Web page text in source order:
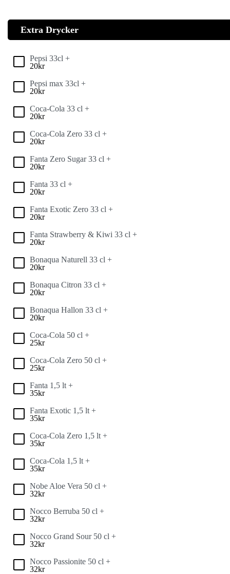
Extra Drycker
Pepsi 33cl +
20kr
Pepsi max 33cl +
20kr
Coca-Cola 33 cl +
20kr
Coca-Cola Zero 33 cl +
20kr
Fanta Zero Sugar 33 cl +
20kr
Fanta 33 cl +
20kr
Fanta Exotic Zero 33 cl +
20kr
Fanta Strawberry & Kiwi 33 cl +
20kr
Bonaqua Naturell 33 cl +
20kr
Bonaqua Citron 33 cl +
20kr
Bonaqua Hallon 33 cl +
20kr
Coca-Cola 50 cl +
25kr
Coca-Cola Zero 50 cl +
25kr
Fanta 1,5 lt +
35kr
Fanta Exotic 1,5 lt +
35kr
Coca-Cola Zero 1,5 lt +
35kr
Coca-Cola 1,5 lt +
35kr
Nobe Aloe Vera 50 cl +
32kr
Nocco Berruba 50 cl +
32kr
Nocco Grand Sour 50 cl +
32kr
Nocco Passionite 50 cl +
32kr